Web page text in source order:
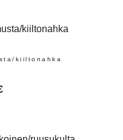
kiiltonahka